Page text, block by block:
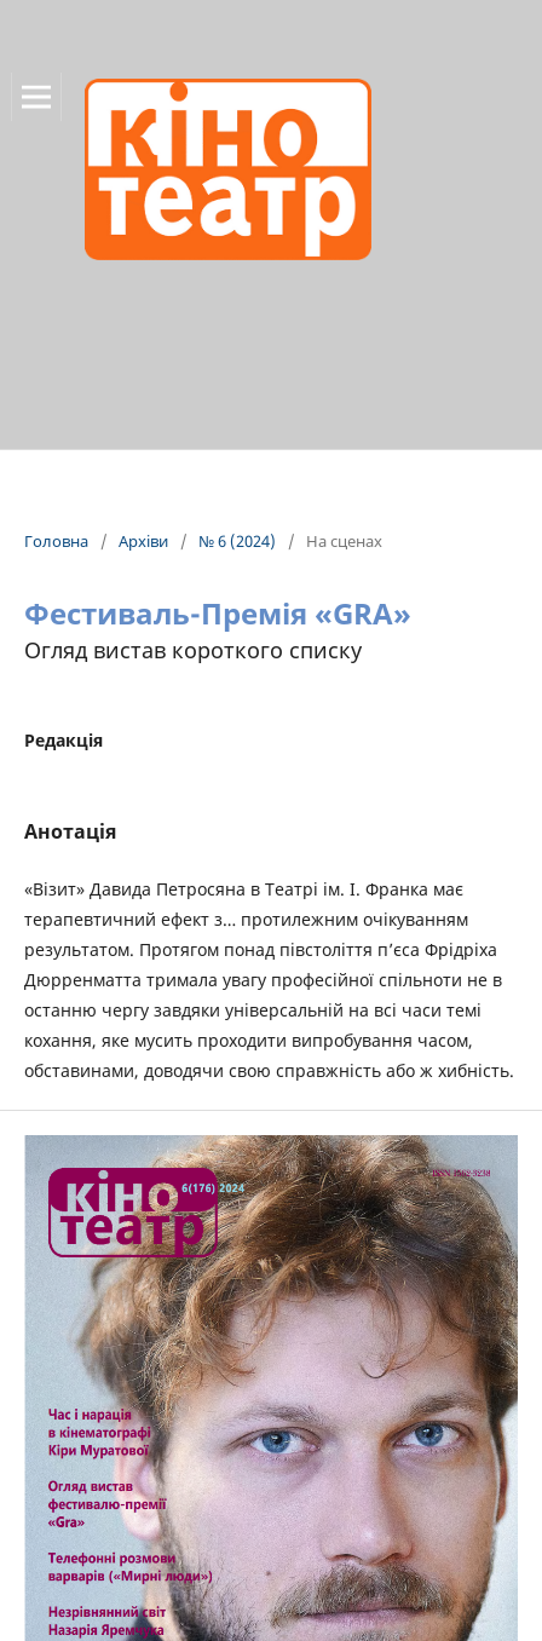
Головна / Архіви / № 6 (2024) / На сценах
Фестиваль-Премія «GRA»
Огляд вистав короткого списку
Редакція
Анотація
«Візит» Давида Петросяна в Театрі ім. І. Франка має
терапевтичний ефект з… протилежним очікуванням
результатом. Протягом понад півстоліття п’єса Фрідріха
Дюрренматта тримала увагу професійної спільноти не в
останню чергу завдяки універсальній на всі часи темі
кохання, яке мусить проходити випробування часом,
обставинами, доводячи свою справжність або ж хибність.